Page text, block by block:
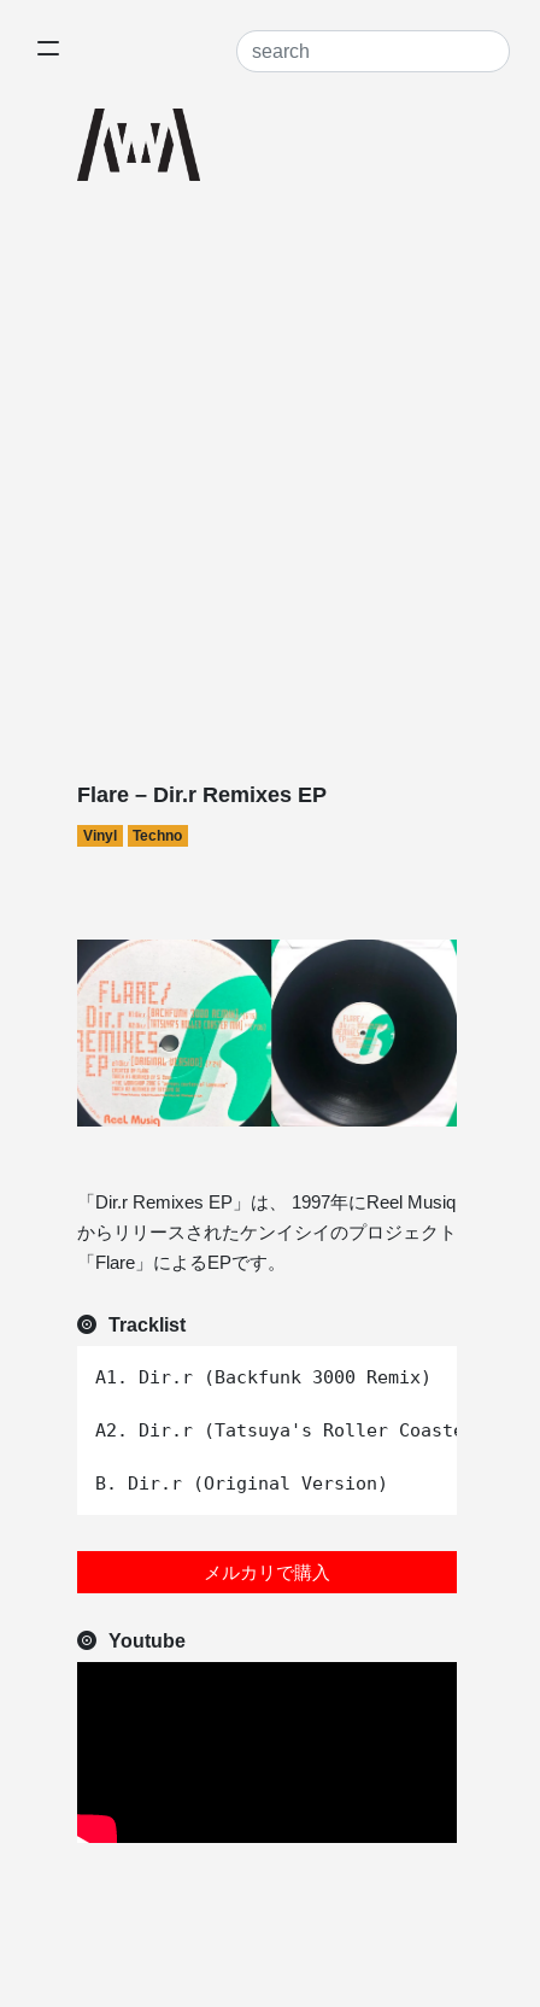
Flare – Dir.r Remixes EP
Vinyl Techno
「Dir.r Remixes EP」は、 1997年にReel Musiq
からリリースされたケンイシイのプロジェクト
「Flare」によるEPです。
Tracklist
A1. Dir.r (Backfunk 3000 Remix)
A2. Dir.r (Tatsuya's Roller Coaster Mix)
メルカリで購入
Youtube